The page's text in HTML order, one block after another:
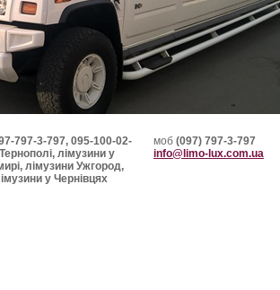
797-3-797, 095-100-02-
лімузини у
лімузини Ужгород,
у Чернівцях
моб (097) 797-3-797
info@limo-lux.com.ua